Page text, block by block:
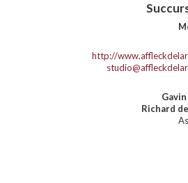
http://
Richard